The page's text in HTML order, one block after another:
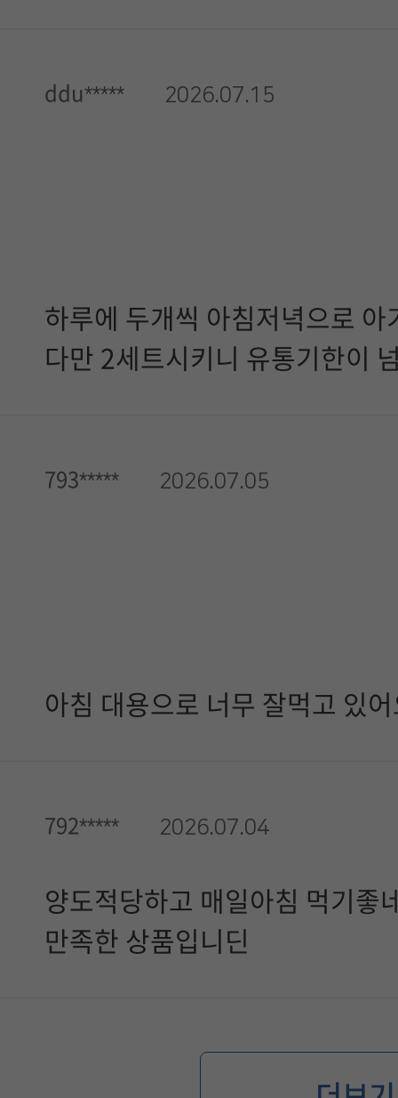
ddu***** 2026.07.15
하루에 두개씩 아침저녁으로
다만 2세트시키니 유통기한이
793***** 2026.07.05
아침 대용으로 너무 잘먹고 있
792***** 2026.07.04
양도적당하고 매일아침 먹기좋
만족한 상품입니딘